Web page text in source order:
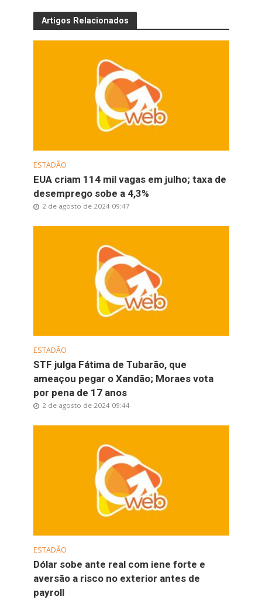
Artigos Relacionados
ESTADÃO
EUA criam 114 mil vagas em julho; taxa de
desemprego sobe a 4,3%
2 de agosto de 2024 09:47
ESTADÃO
STF julga Fátima de Tubarão, que
ameaçou pegar o Xandão; Moraes vota
por pena de 17 anos
2 de agosto de 2024 09:44
ESTADÃO
Dólar sobe ante real com iene forte e
aversão a risco no exterior antes de
payroll